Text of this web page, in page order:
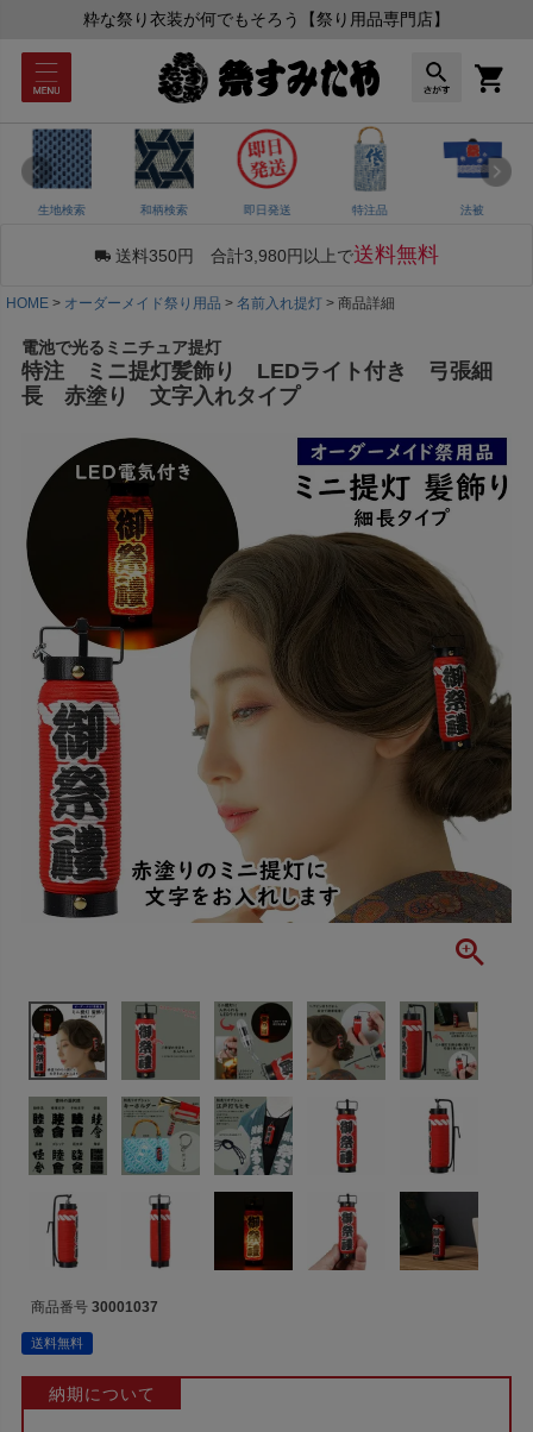
粋な祭り衣装が何でもそろう【祭り用品専門店】
生地検索 和柄検索 即日発送 特注品 法被
送料350円 合計3,980円以上で送料無料
HOME オーダーメイド祭り用品 名前入れ提灯 商品詳細
電池で光るミニチュア提灯
特注 ミニ提灯髪飾り LEDライト付き 弓張細
長 赤塗り 文字入れタイプ
商品番号 30001037
送料無料
納期について